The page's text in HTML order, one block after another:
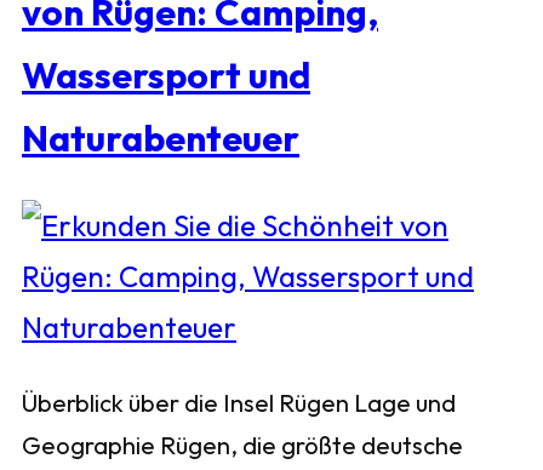
von Rügen: Camping,
Wassersport und
Naturabenteuer
Überblick über die Insel Rügen Lage und
Geographie Rügen, die größte deutsche